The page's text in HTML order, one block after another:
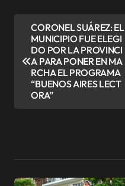
ó
CORONEL SUÁREZ: EL
MUNICIPIO FUE ELEGI
DO POR LA PROVINCI
A PARA PONER EN MA
RCHA EL PROGRAMA
“BUENOS AIRES LECT
ORA”